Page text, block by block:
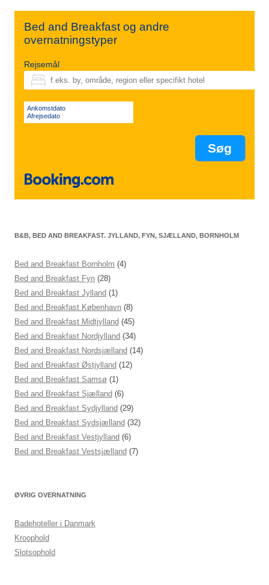
Bed and Breakfast og andre
overnatningstyper
Rejsemål
Ankomstdato
Afrejsedato
B&B, BED AND BREAKFAST. JYLLAND, FYN, SJÆLLAND, BORNHOLM
Bed and Breakfast Bornholm (4)
Bed and Breakfast Fyn (28)
Bed and Breakfast Jylland (1)
Bed and Breakfast København (8)
Bed and Breakfast Midtjylland (45)
Bed and Breakfast Nordjylland (34)
Bed and Breakfast Nordsjælland (14)
Bed and Breakfast Østjylland (12)
Bed and Breakfast Samsø (1)
Bed and Breakfast Sjælland (6)
Bed and Breakfast Sydjylland (29)
Bed and Breakfast Sydsjælland (32)
Bed and Breakfast Vestjylland (6)
Bed and Breakfast Vestsjælland (7)
ØVRIG OVERNATNING
Badehoteller i Danmark
Kroophold
Slotsophold